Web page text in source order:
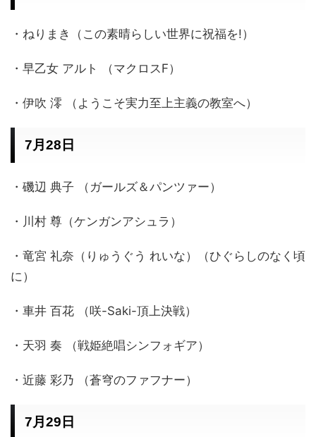
・ねりまき（この素晴らしい世界に祝福を!）
・早乙女 アルト （マクロスF）
・伊吹 澪 （ようこそ実力至上主義の教室へ）
7月28日
・磯辺 典子 （ガールズ＆パンツァー）
・川村 尊（ケンガンアシュラ）
・竜宮 礼奈（りゅうぐう れいな）（ひぐらしのなく頃
に）
・車井 百花 （咲-Saki-頂上決戦）
・天羽 奏 （戦姫絶唱シンフォギア）
・近藤 彩乃 （蒼穹のファフナー）
7月29日